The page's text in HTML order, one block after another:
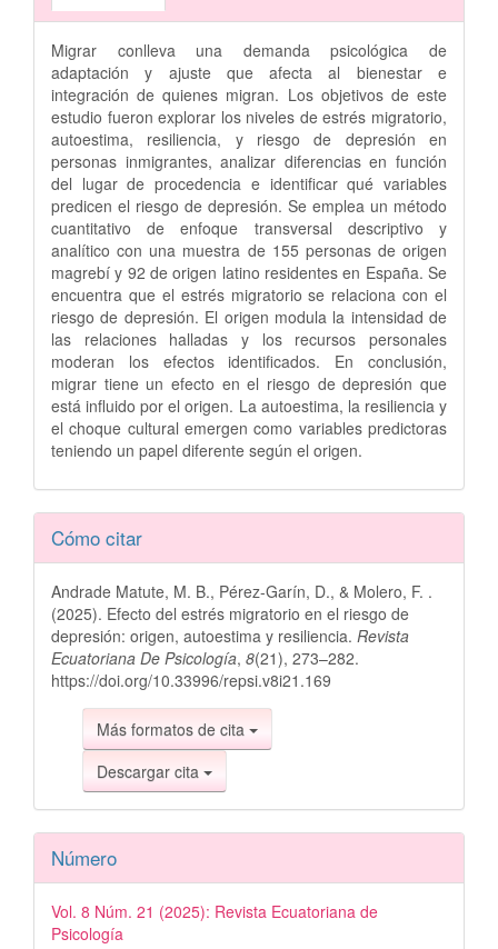
Migrar conlleva una demanda psicológica de
adaptación y ajuste que afecta al bienestar e
integración de quienes migran. Los objetivos de este
estudio fueron explorar los niveles de estrés migratorio,
autoestima, resiliencia, y riesgo de depresión en
personas inmigrantes, analizar diferencias en función
del lugar de procedencia e identificar qué variables
predicen el riesgo de depresión. Se emplea un método
cuantitativo de enfoque transversal descriptivo y
analítico con una muestra de 155 personas de origen
magrebí y 92 de origen latino residentes en España. Se
encuentra que el estrés migratorio se relaciona con el
riesgo de depresión. El origen modula la intensidad de
las relaciones halladas y los recursos personales
moderan los efectos identificados. En conclusión,
migrar tiene un efecto en el riesgo de depresión que
está influido por el origen. La autoestima, la resiliencia y
el choque cultural emergen como variables predictoras
teniendo un papel diferente según el origen.
Detalles
del
artículo
Cómo citar
Andrade Matute, M. B., Pérez-Garín, D., & Molero, F. .
(2025). Efecto del estrés migratorio en el riesgo de
depresión: origen, autoestima y resiliencia. Revista
Ecuatoriana De Psicología, 8(21), 273–282.
https://doi.org/10.33996/repsi.v8i21.169
Más formatos de cita
Descargar cita
Número
Vol. 8 Núm. 21 (2025): Revista Ecuatoriana de
Psicología